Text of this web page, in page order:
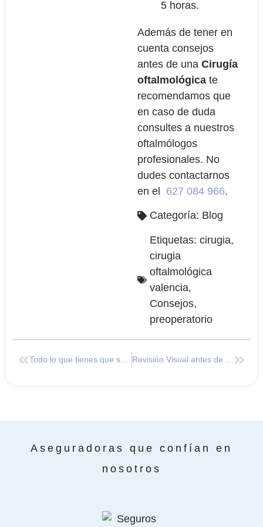
5 horas.
Además de tener en
cuenta consejos
antes de una Cirugía
oftalmológica te
recomendamos que
en caso de duda
consultes a nuestros
oftalmólogos
profesionales. No
dudes contactarnos
en el 627 084 966.
Categoría: Blog
Etiquetas: cirugia,
cirugia
oftalmológica
valencia,
Consejos,
preoperatorio
Todo lo que tienes que saber del Ojo Seco Revisión Visual antes de la Vuelta al Cole
Aseguradoras que confían en
nosotros